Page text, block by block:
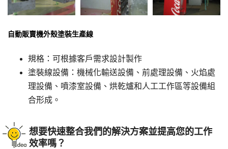
自動販賣機外殼塗裝生產線
規格：可根據客戶需求設計製作
塗裝線設備：機械化輸送設備、前處理設備、火焰處
理設備、噴漆室設備、烘乾爐和人工工作區等設備組
合形成。
想要快速整合我們的解決方案並提高您的工作
效率嗎？